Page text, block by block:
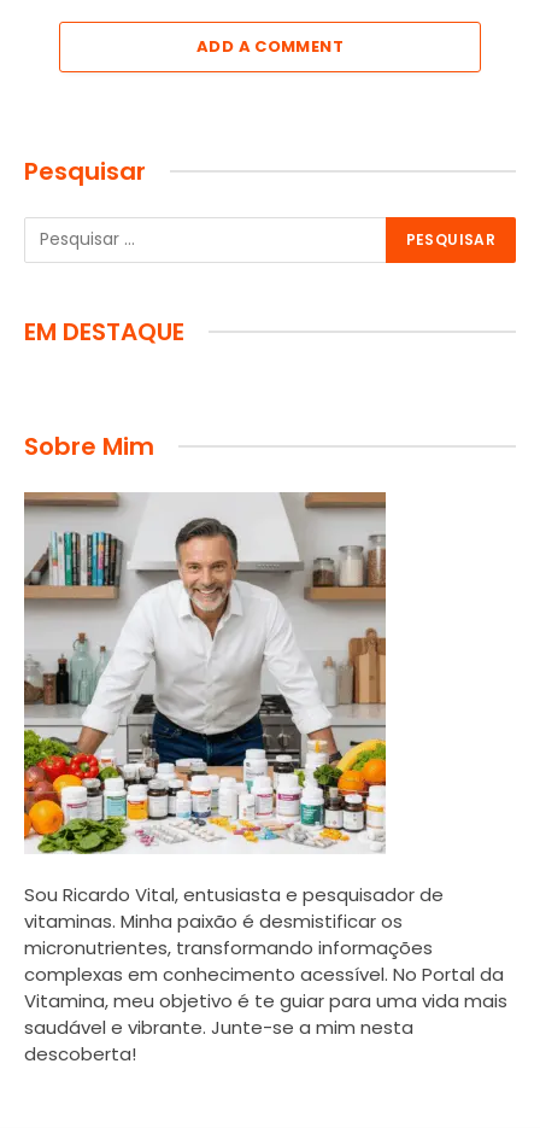
ADD A COMMENT
Pesquisar
EM DESTAQUE
Sobre Mim
Sou Ricardo Vital, entusiasta e pesquisador de
vitaminas. Minha paixão é desmistificar os
micronutrientes, transformando informações
complexas em conhecimento acessível. No Portal da
Vitamina, meu objetivo é te guiar para uma vida mais
saudável e vibrante. Junte-se a mim nesta
descoberta!